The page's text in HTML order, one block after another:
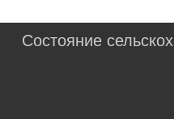
Состояние